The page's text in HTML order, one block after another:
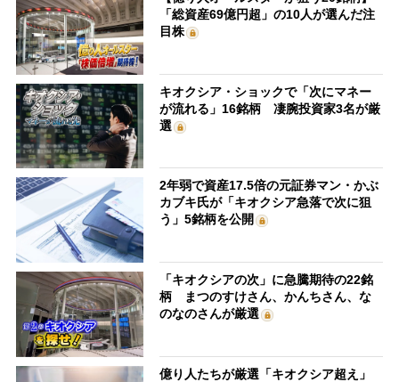
「総資産69億円超」の10人が選んだ注
目株
キオクシア・ショックで「次にマネー
が流れる」16銘柄 凄腕投資家3名が厳
選
2年弱で資産17.5倍の元証券マン・かぶ
カブキ氏が「キオクシア急落で次に狙
う」5銘柄を公開
「キオクシアの次」に急騰期待の22銘
柄 まつのすけさん、かんちさん、な
のなのさんが厳選
億り人たちが厳選「キオクシア超え」